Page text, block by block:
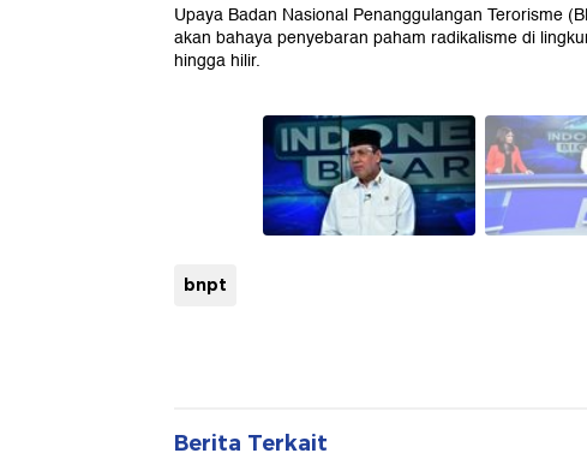
Upaya Badan Nasional Penanggulangan Terorisme
akan bahaya penyebaran paham radikalisme di
hingga hilir.
bnpt
Berita Terkait